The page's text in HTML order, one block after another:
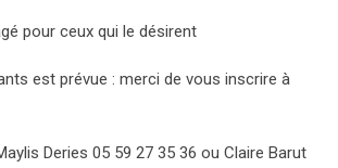
pour ceux qui le désirent
est prévue : merci de vous inscrire à
Deries 05 59 27 35 36 ou Claire Barut